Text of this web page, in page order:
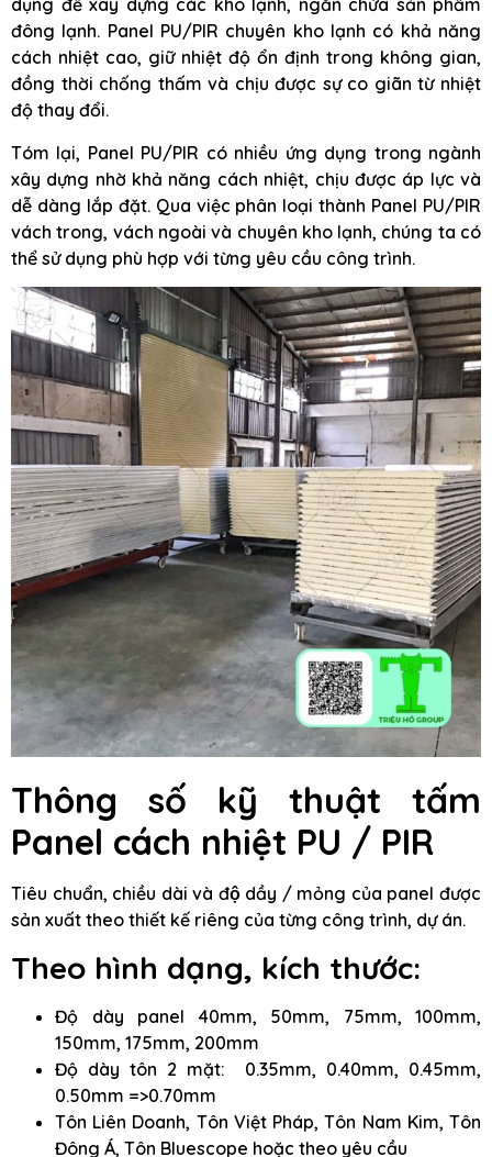
dụng để xây dựng các kho lạnh, ngăn chứa sản phẩm
đông lạnh. Panel PU/PIR chuyên kho lạnh có khả năng
cách nhiệt cao, giữ nhiệt độ ổn định trong không gian,
đồng thời chống thấm và chịu được sự co giãn từ nhiệt
độ thay đổi.
Tóm lại, Panel PU/PIR có nhiều ứng dụng trong ngành
xây dựng nhờ khả năng cách nhiệt, chịu được áp lực và
dễ dàng lắp đặt. Qua việc phân loại thành Panel PU/PIR
vách trong, vách ngoài và chuyên kho lạnh, chúng ta có
thể sử dụng phù hợp với từng yêu cầu công trình.
Thông số kỹ thuật tấm
Panel cách nhiệt PU / PIR
Tiêu chuẩn, chiều dài và độ dầy / mỏng của panel được
sản xuất theo thiết kế riêng của từng công trình, dự án.
Theo hình dạng, kích thước:
Độ dày panel 40mm, 50mm, 75mm, 100mm,
150mm, 175mm, 200mm
Độ dày tôn 2 mặt: 0.35mm, 0.40mm, 0.45mm,
0.50mm =>0.70mm
Tôn Liên Doanh, Tôn Việt Pháp, Tôn Nam Kim, Tôn
Đông Á, Tôn Bluescope hoặc theo yêu cầu